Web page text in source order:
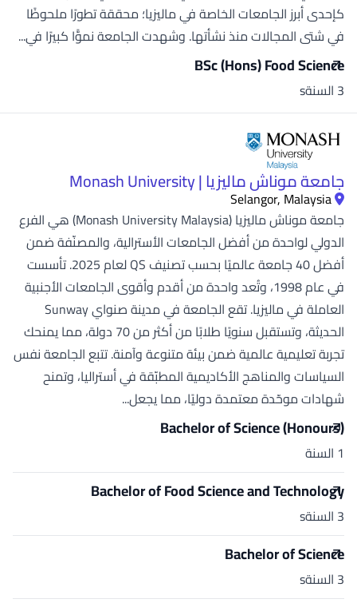
كإحدى أبرز الجامعات الخاصة في ماليزيا؛ محققة تطورًا ملحوظًا
في شتى المجالات منذ نشأتها. وشهدت الجامعة نموًّا كبيرًا في...
BSc (Hons) Food Science
3 السنةs
جامعة موناش ماليزيا | Monash University
Selangor, Malaysia
جامعة موناش ماليزيا (Monash University Malaysia) هي الفرع
الدولي لواحدة من أفضل الجامعات الأسترالية، والمصنّفة ضمن
أفضل 40 جامعة عالميًا بحسب تصنيف QS لعام 2025. تأسست
في عام 1998، وتُعد واحدة من أقدم وأقوى الجامعات الأجنبية
العاملة في ماليزيا. تقع الجامعة في مدينة صنواي Sunway
الحديثة، وتستقبل سنويًا طلابًا من أكثر من 70 دولة، مما يمنحك
تجربة تعليمية عالمية ضمن بيئة متنوعة وآمنة. تتبع الجامعة نفس
السياسات والمناهج الأكاديمية المطبّقة في أستراليا، وتمنح
شهادات موحّدة معتمدة دوليًا، مما يجعل...
Bachelor of Science (Honours)
1 السنة
Bachelor of Food Science and Technology
3 السنةs
Bachelor of Science
3 السنةs